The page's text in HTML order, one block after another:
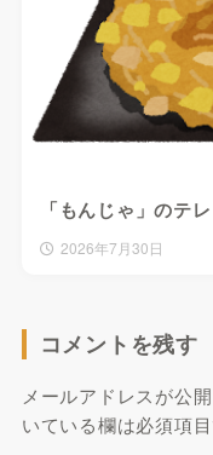
「もんじゃ」のテ
2026年7月30日
コメントを残す
メールアドレスが公
いている欄は必須項